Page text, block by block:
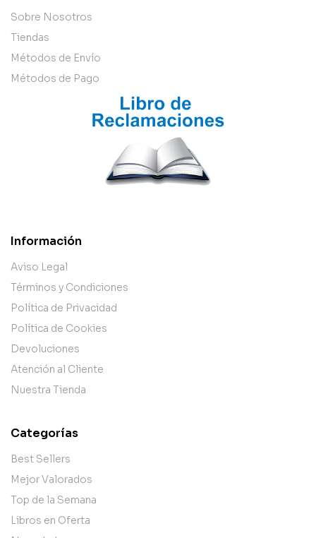
Sobre Nosotros
Tiendas
Métodos de Envío
Métodos de Pago
Información
Aviso Legal
Términos y Condiciones
Política de Privacidad
Política de Cookies
Devoluciones
Atención al Cliente
Nuestra Tienda
Categorías
Best Sellers
Mejor Valorados
Top de la Semana
Libros en Oferta